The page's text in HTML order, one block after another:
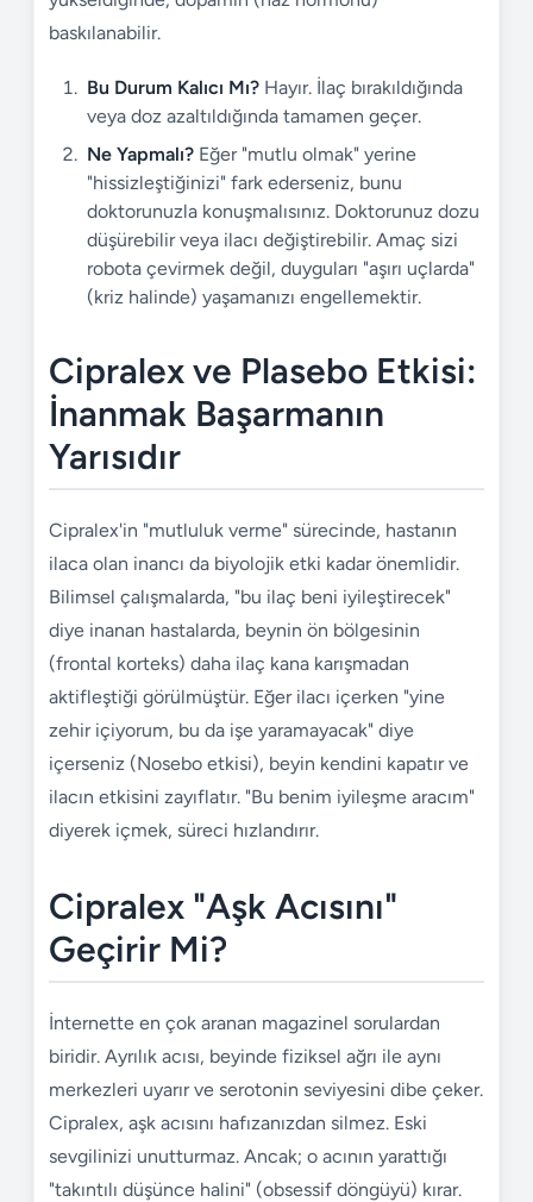
baskılanabilir.
Bu Durum Kalıcı Mı? Hayır. İlaç bırakıldığında
veya doz azaltıldığında tamamen geçer.
Ne Yapmalı? Eğer "mutlu olmak" yerine
"hissizleştiğinizi" fark ederseniz, bunu
doktorunuzla konuşmalısınız. Doktorunuz dozu
düşürebilir veya ilacı değiştirebilir. Amaç sizi
robota çevirmek değil, duyguları "aşırı uçlarda"
(kriz halinde) yaşamanızı engellemektir.
Cipralex ve Plasebo Etkisi:
İnanmak Başarmanın
Yarısıdır
Cipralex'in "mutluluk verme" sürecinde, hastanın
ilaca olan inancı da biyolojik etki kadar önemlidir.
Bilimsel çalışmalarda, "bu ilaç beni iyileştirecek"
diye inanan hastalarda, beynin ön bölgesinin
(frontal korteks) daha ilaç kana karışmadan
aktifleştiği görülmüştür. Eğer ilacı içerken "yine
zehir içiyorum, bu da işe yaramayacak" diye
içerseniz (Nosebo etkisi), beyin kendini kapatır ve
ilacın etkisini zayıflatır. "Bu benim iyileşme aracım"
diyerek içmek, süreci hızlandırır.
Cipralex "Aşk Acısını"
Geçirir Mi?
İnternette en çok aranan magazinel sorulardan
biridir. Ayrılık acısı, beyinde fiziksel ağrı ile aynı
merkezleri uyarır ve serotonin seviyesini dibe çeker.
Cipralex, aşk acısını hafızanızdan silmez. Eski
sevgilinizi unutturmaz. Ancak; o acının yarattığı
"takıntılı düşünce halini" (obsessif döngüyü) kırar.